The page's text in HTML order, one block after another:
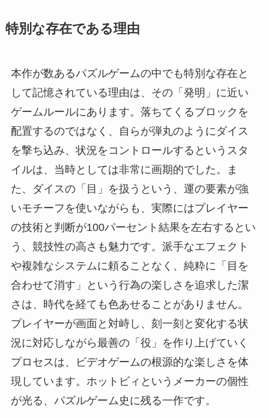
特別な存在である理由
本作が数あるパズルゲームの中でも特別な存在と
して記憶されている理由は、その「発明」に近い
ゲームルールにあります。落ちてくるブロックを
配置するのではなく、自らが弾丸のようにダイス
を撃ち込み、状況をコントロールするというスタ
イルは、当時としては非常に画期的でした。ま
た、ダイスの「目」を扱うという、運の要素が強
いモチーフを使いながらも、実際にはプレイヤー
の技術と判断が100パーセント結果を左右するとい
う、競技性の高さも魅力です。派手なエフェクト
や複雑なシステムに頼ることなく、純粋に「目を
合わせて消す」という行為の楽しさを追求した潔
さは、時代を経ても色あせることがありません。
プレイヤーが画面と対峙し、刻一刻と変化する状
況に対応しながら最善の「役」を作り上げていく
プロセスは、ビデオゲームの根源的な楽しさを体
現しています。ホットビィというメーカーの個性
が光る、パズルゲーム史に残る一作です。